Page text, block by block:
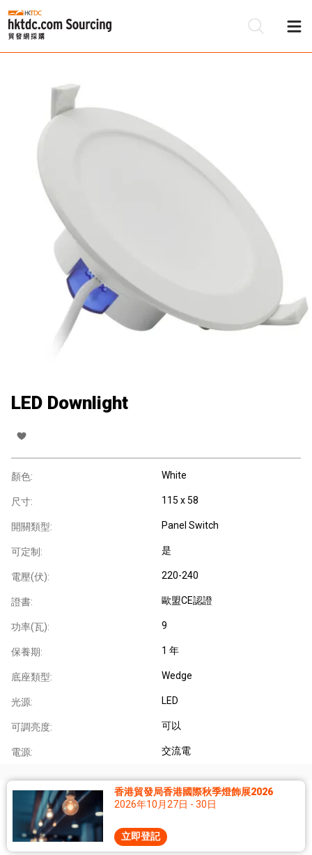
LED Downlight
顏色: White
尺寸: 115 x 58
開關類型: Panel Switch
可定制: 是
電壓(伏): 220-240
證書: 歐盟CE認證
功率(瓦): 9
保養期: 1 年
底座類型: Wedge
光源: LED
可調亮度: 可以
電源: 交流電
香港貿發局香港國際秋季燈飾展2026
2026年10月27日 - 30日
立即登記